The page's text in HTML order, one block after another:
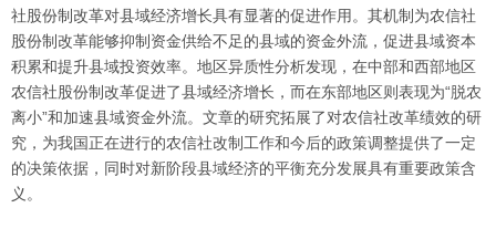
社股份制改革对县域经济增长具有显著的促进作用。其机制为农信社
股份制改革能够抑制资金供给不足的县域的资金外流，促进县域资本
积累和提升县域投资效率。地区异质性分析发现，在中部和西部地区
农信社股份制改革促进了县域经济增长，而在东部地区则表现为“脱农
离小”和加速县域资金外流。文章的研究拓展了对农信社改革绩效的研
究，为我国正在进行的农信社改制工作和今后的政策调整提供了一定
的决策依据，同时对新阶段县域经济的平衡充分发展具有重要政策含
义。